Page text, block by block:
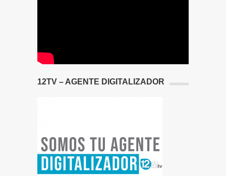
12TV – AGENTE DIGITALIZADOR